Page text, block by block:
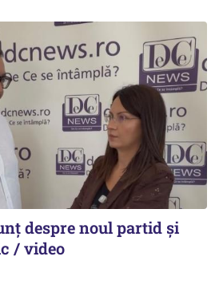
despre noul partid și
/ video